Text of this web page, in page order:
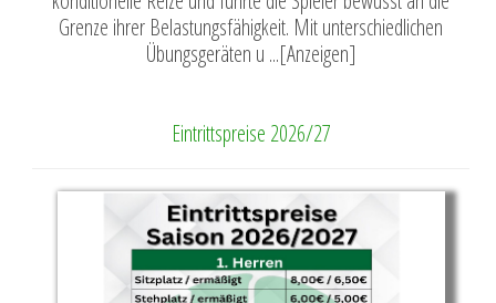
Grenze ihrer Belastungsfähigkeit. Mit unterschiedlichen
Übungsgeräten u ...[Anzeigen]
Eintrittspreise 2026/27